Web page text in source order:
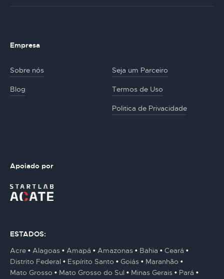
Empresa
Sobre nós Seja um Parceiro
Blog Termos de Uso
Politica de Privacidade
Apoiado por
ESTADOS:
Acre
Alagoas Amapá Amazonas Bahia
Ceará
Distrito Federal
Espírito Santo Goiás
Maranhão
Mato Grosso
Mato Grosso do Sul Minas Gerais
Pará